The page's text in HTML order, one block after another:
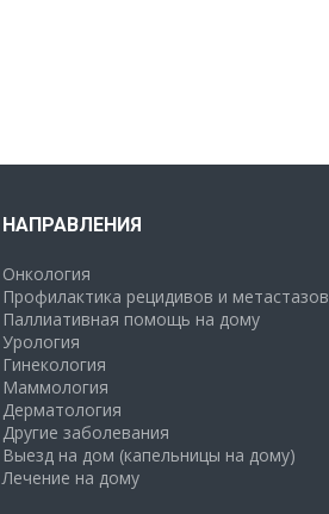
НАПРАВЛЕНИЯ
Онкология
Профилактика рецидивов и метастазов
Паллиативная помощь на дому
Урология
Гинекология
Маммология
Дерматология
Другие заболевания
Выезд на дом (капельницы на дому)
Лечение на дому